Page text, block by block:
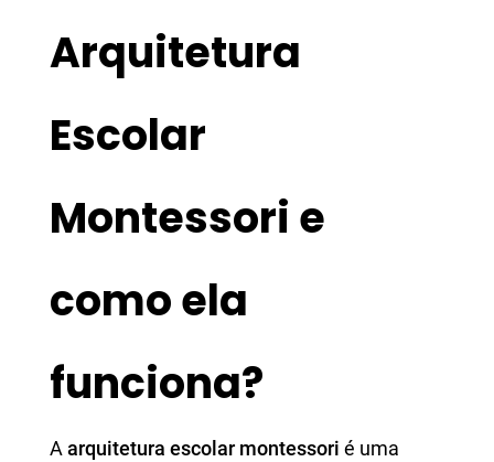
Arquitetura
Escolar
Montessori e
como ela
funciona?
A arquitetura escolar montessori é uma